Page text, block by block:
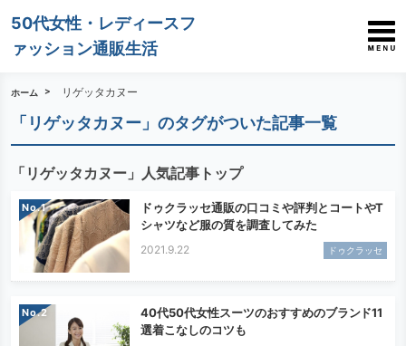
50代女性・レディースフ
ァッション通販生活
ホーム リゲッタカヌー
「リゲッタカヌー」のタグがついた記事一覧
「リゲッタカヌー」人気記事トップ
No.
ドゥクラッセ通販の口コミや評判とコートやT
シャツなど服の質を調査してみた
2021.9.22 ドゥクラッセ
No.
40代50代女性スーツのおすすめのブランド11
選着こなしのコツも